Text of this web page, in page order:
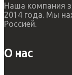
Наша компания
2014 года. Мы
Россией.
О нас